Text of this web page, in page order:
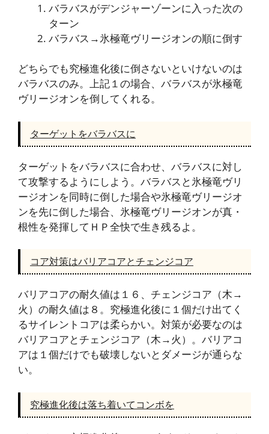
バラバスがデンジャーゾーンに入った次の
ターン
バラバス→氷極竜ヴリージオンの順に倒す
どちらでも究極進化後に倒さないといけないのは
バラバスのみ。上記１の場合、バラバスが氷極竜
ヴリージオンを倒してくれる。
ターゲットをバラバスに
ターゲットをバラバスに合わせ、バラバスに対し
て攻撃するようにしよう。バラバスと氷極竜ヴリ
ージオンを同時に倒した場合や氷極竜ヴリージオ
ンを先に倒した場合、氷極竜ヴリージオンが真・
根性を発揮してＨＰ全快で生き残るよ。
コア対策はバリアコアとチェンジコア
バリアコアの耐久値は１６、チェンジコア（木→
火）の耐久値は８。究極進化後に１個だけ出てく
るサイレントコアは柔らかい。対策が必要なのは
バリアコアとチェンジコア（木→火）。バリアコ
アは１個だけでも破壊しないとダメージが通らな
い。
究極進化後は落ち着いてコンボを